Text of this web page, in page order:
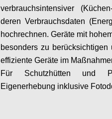
verbrauchsintensiver
deren Verbrauchsdaten
hochrechnen. Geräte mit
besonders zu
effiziente Geräte im
Für Schutzhütten und
Eigenerhebung inklusive